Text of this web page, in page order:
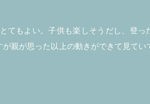
てもよい。子供も楽しそうだし、登っ
が親が思った以上の動きができて見てい